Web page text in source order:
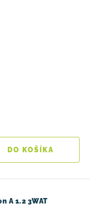
DO KOŠÍKA
A 1.2 3WAT